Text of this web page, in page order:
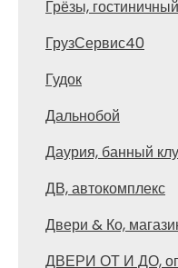
Грёзы,
ГрузСервис40
Гудок
Дальнобой
Даурия, банный
ДВ, автокомплекс
Двери & Ко,
ДВЕРИ ОТ И ДО,